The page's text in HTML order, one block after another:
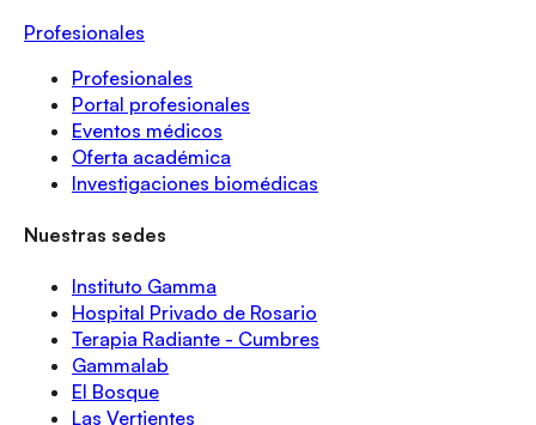
Profesionales
Profesionales
Portal profesionales
Eventos médicos
Oferta académica
Investigaciones biomédicas
Nuestras sedes
Instituto Gamma
Hospital Privado de Rosario
Terapia Radiante - Cumbres
Gammalab
El Bosque
Las Vertientes